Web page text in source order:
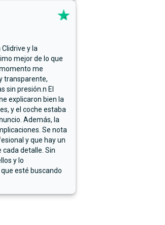
y la
mejor de lo que
me
transparente,
sin presión.n El
explicaron bien la
y el coche estaba
Además, la
Se nota
y que hay un
detalle. Sin
y lo
esté buscando